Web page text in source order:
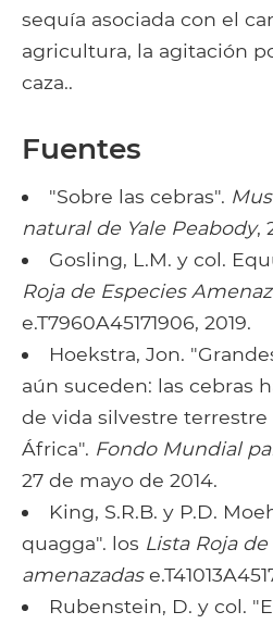
sequía asociada con el
agricultura, la agitación
caza..
Fuentes
"Sobre las cebras".
natural de Yale Peabody,
Gosling, L.M. y col.
Roja de Especies
e.T7960A45171906, 2019.
Hoekstra, Jon.
aún suceden: las cebras
de vida silvestre
África". Fondo Mundial
27 de mayo de 2014.
King, S.R.B. y P.D.
quagga". los Lista Roja
amenazadas
Rubenstein, D. y col.